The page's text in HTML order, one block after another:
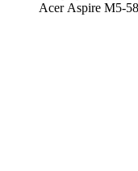
Acer Aspire M5-